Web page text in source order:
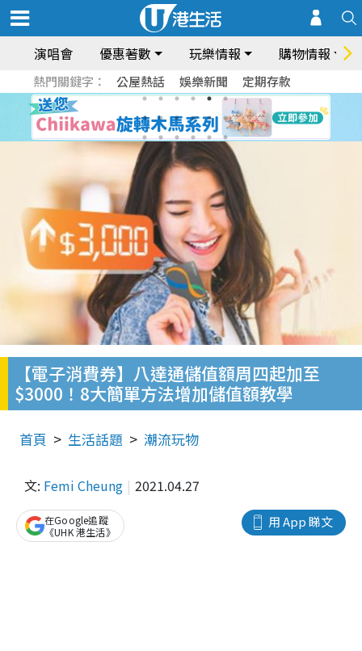
演唱會 優惠著數 玩樂情報 購物情報
熱門關鍵字： 公屋熱話 娛樂新聞 定期存款
【電子消費券】八達通儲值額周四起加至
$3000！8大簡單方法增加儲值額教學
首頁 生活話題 潮流玩物
文: Femi Cheung 2021.04.27
用 App 睇文
在Google追蹤
《UHK 港生活》